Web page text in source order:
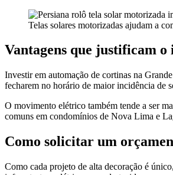
Telas solares motorizadas ajudam a
Vantagens que justificam o
Investir em automação de cortinas na
fecharem no horário de maior incidência de
O movimento elétrico também tende a ser
comuns em condomínios de Nova Lima e
Como solicitar um
Como cada projeto de alta decoração é